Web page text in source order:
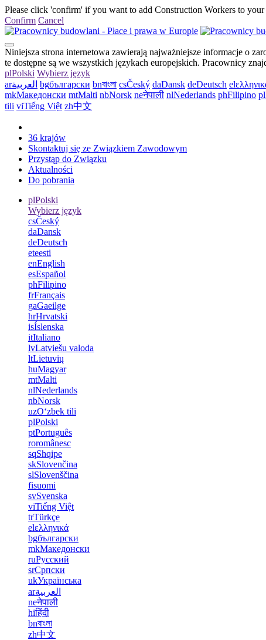
Please click 'confirm' if you want to add Construction Workers to your
Confirm Cancel
Niniejsza strona internetowa zawierają najważniejsze informacje o
te dostępne są we wszystkich językach europejskich. Pracownicy
plPolski Wybierz język
arالعربية bgбългарски bnবাংলা csČeský daDansk deDeutsch el
mkМакедонски mtMalti nbNorsk neनेपाली nlNederlands phFilipino pl
tili viTiếng Việt zh中文
36 krajów
Skontaktuj się ze Związkiem Zawodowym
Przystąp do Związku
Aktualności
Do pobrania
plPolski
Wybierz język
csČeský
daDansk
deDeutsch
eteesti
enEnglish
esEspañol
phFilipino
frFrançais
gaGaeilge
hrHrvatski
isÍslenska
itItaliano
lvLatviešu valoda
ltLietuvių
huMagyar
mtMalti
nlNederlands
nbNorsk
uzOʻzbek tili
plPolski
ptPortuguês
roromânesc
sqShqipe
skSlovenčina
slSlovenščina
fisuomi
svSvenska
viTiếng Việt
trTürkçe
elελληνικά
bgбългарски
mkМакедонски
ruРусский
srСрпски
ukУкраїнська
arالعربية
neनेपाली
hiहिंदी
bnবাংলা
zh中文